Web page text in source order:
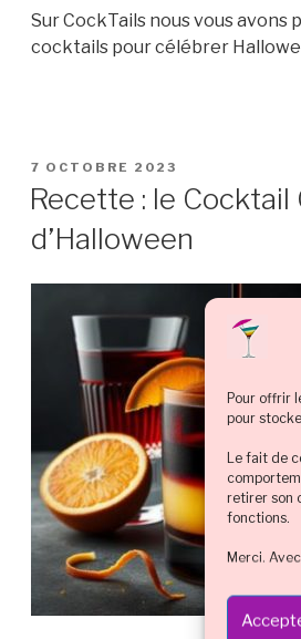
Pour offrir
pour
Le fait de
retirer son
fonctions.
Merci.
Sur CockTails nous vous
cocktails pour célébrer
PUBLIÉ
7 OCTOBRE 2023
Recette : le
d’Halloween